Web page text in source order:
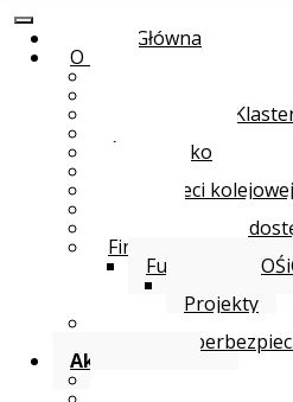
Strona Główna
O nas
Ciechanowski
Środowisko
Statut sieci kolejowej
Oświadczenie o
Finansowania
Fundusze
Projekty
Zasady
Aktualności